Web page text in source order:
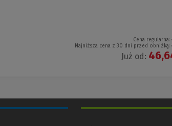
Cena regularna:
Najniższa cena z 30 dni przed obniżką:
Już od: